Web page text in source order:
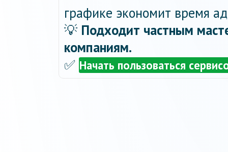
графике экономит время
💡 Подходит частным
компаниям.
✅ Начать пользоваться